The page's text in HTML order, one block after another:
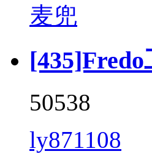
麦兜
50538
ly871108